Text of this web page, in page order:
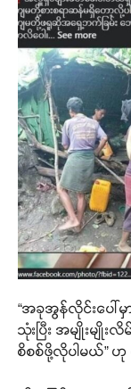
“အခုအွန်လိုင်းပေါ်
သုံးပြီး အမျိုးမ
စိစစ်ဖို့လိုပါမယ်” ဟု